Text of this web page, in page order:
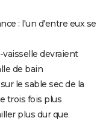
: l'un d'entre eux se
devraient
de bain
le sable sec de la
trois fois plus
plus dur que